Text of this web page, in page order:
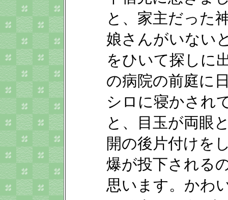
と、家主だった
娘さんがいない
をひいて探しに
の病院の前庭に
シロに寝かされ
と、目玉が両眼
開の後片付けを
爆が投下される
思います。かわ